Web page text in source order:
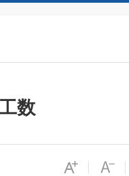
数